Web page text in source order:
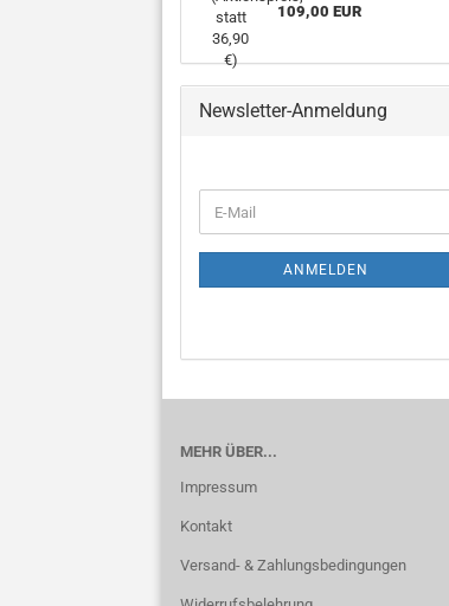
109,00 EUR
Newsletter-Anmeldung
ZUR
ANMELDUNG
E-
Mail
ANMELDEN
MEHR ÜBER...
Impressum
Kontakt
Versand- & Zahlungsbedingungen